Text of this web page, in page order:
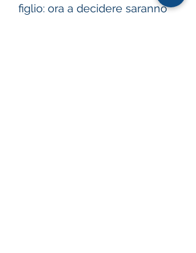
figlio: ora a decidere saranno